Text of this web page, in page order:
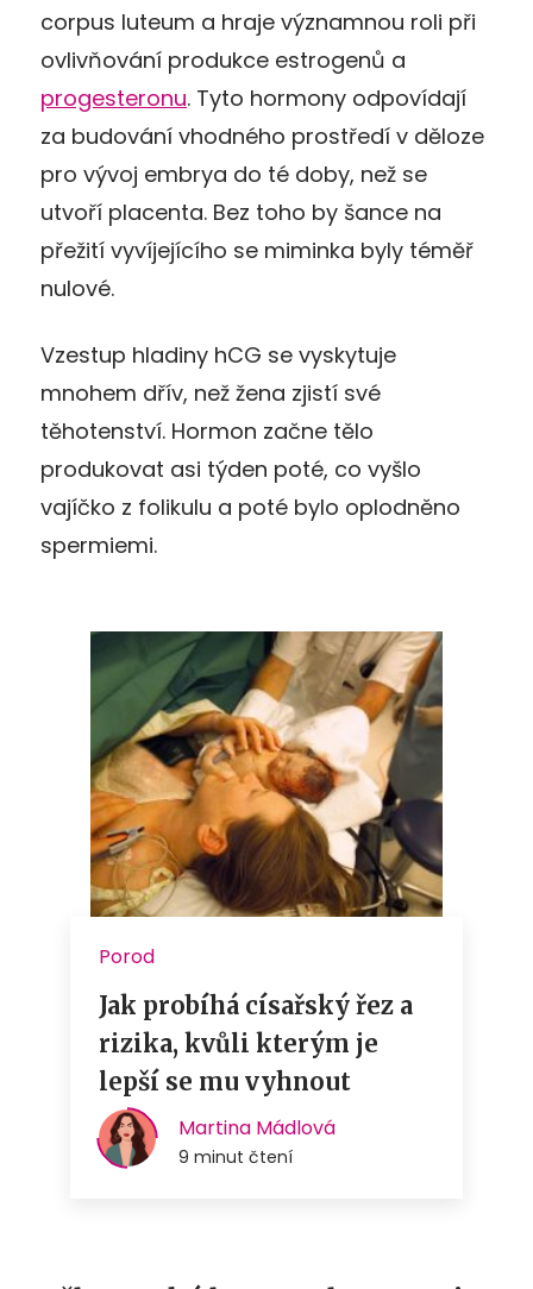
corpus luteum a hraje významnou roli při
ovlivňování produkce estrogenů a
progesteronu. Tyto hormony odpovídají
za budování vhodného prostředí v děloze
pro vývoj embrya do té doby, než se
utvoří placenta. Bez toho by šance na
přežití vyvíjejícího se miminka byly téměř
nulové.
Vzestup hladiny hCG se vyskytuje
mnohem dřív, než žena zjistí své
těhotenství. Hormon začne tělo
produkovat asi týden poté, co vyšlo
vajíčko z folikulu a poté bylo oplodněno
spermiemi.